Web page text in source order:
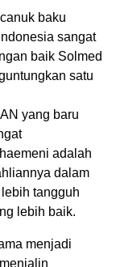
baku
sangat
baik Solmed
satu
yang baru
adalah
dalam
tangguh
lebih baik.
menjadi